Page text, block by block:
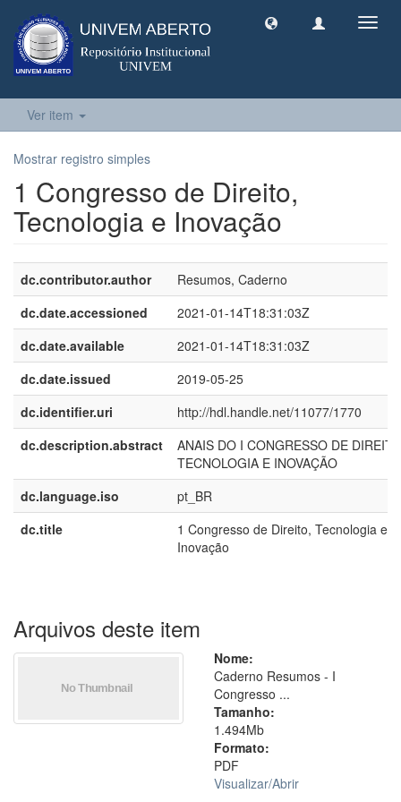
Ver item
Mostrar registro simples
1 Congresso de Direito,
Tecnologia e Inovação
dc.contributor.author
Resumos, Caderno
dc.date.accessioned
2021-01-14T18:31:03Z
dc.date.available
2021-01-14T18:31:03Z
dc.date.issued
2019-05-25
dc.identifier.uri
http://hdl.handle.net/11077/1770
dc.description.abstract
ANAIS DO I CONGRESSO DE
TECNOLOGIA E INOVAÇÃO
dc.language.iso
pt_BR
dc.title
1 Congresso de Direito, Tecnologia e
Inovação
Arquivos deste item
Nome:
Caderno Resumos - I
Congresso ...
Tamanho:
1.494Mb
Formato:
PDF
Visualizar/Abrir